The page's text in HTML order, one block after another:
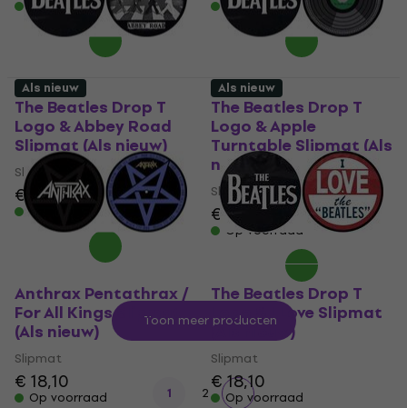
Op voorraad Op voorraad
The Beatles Drop T
Logo & Abbey Road
Slipmat (Als nieuw)
Slipmat
€ 18,10
Op voorraad
The Beatles Drop T
Logo & Apple
Turntable Slipmat (Als
nieuw)
Slipmat
€ 18,10
Op voorraad
Als nieuw
Anthrax Pentathrax /
For All Kings Slipmat
(Als nieuw)
Slipmat
€ 18,10
Op voorraad
Als nieuw
The Beatles Drop T
Logo & I Love Slipmat
(Als nieuw)
Slipmat
€ 18,10
Op voorraad
Toon meer producten
1 2